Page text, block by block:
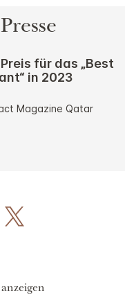
für das „Best
in 2023
Magazine Qatar